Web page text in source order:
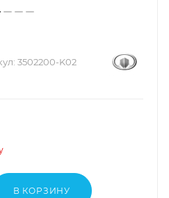
3502200-K02
В КОРЗИНУ